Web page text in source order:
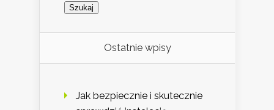
Ostatnie wpisy
Jak bezpiecznie i skutecznie